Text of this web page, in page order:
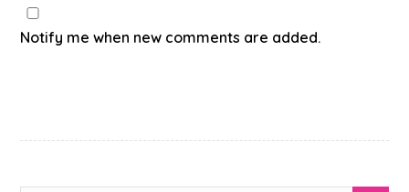
Notify me when new comments are added.